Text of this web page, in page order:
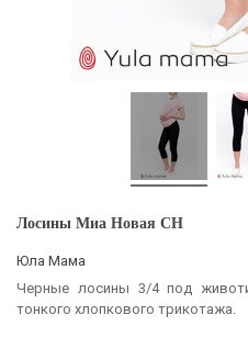
Лосины Миа Новая CH
Юла Мама
Черные лосины 3/4 под
тонкого хлопкового трикотажа.